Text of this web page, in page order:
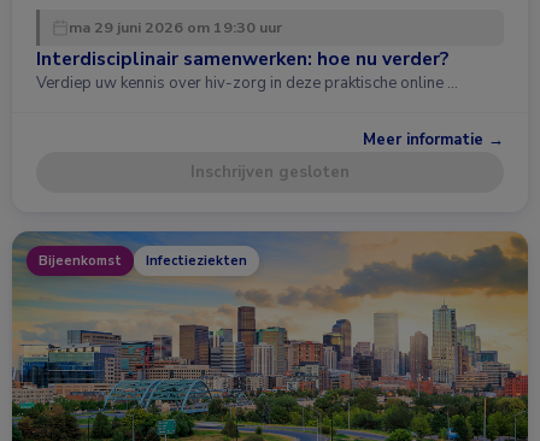
ma 29 juni 2026 om 19:30 uur
Interdisciplinair samenwerken: hoe nu verder?
Verdiep uw kennis over hiv-zorg in deze praktische online …
Meer informatie →
Inschrijven gesloten
Bijeenkomst Infectieziekten